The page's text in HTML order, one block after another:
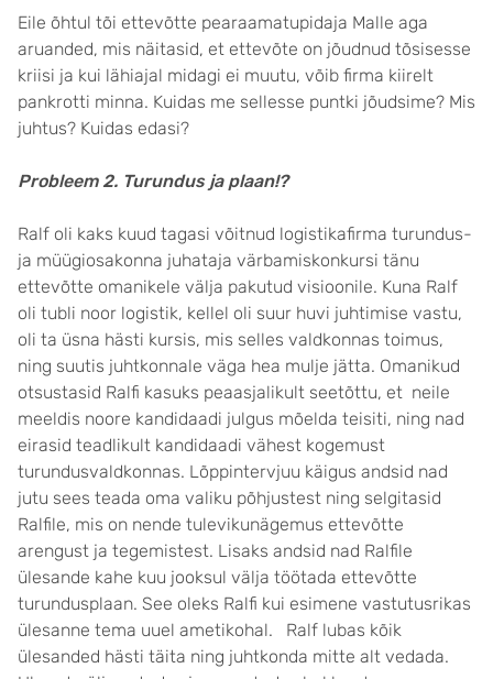
Eile õhtul tõi ettevõtte pearaamatupidaja Malle aga
aruanded, mis näitasid, et ettevõte on jõudnud tõsisesse
kriisi ja kui lähiajal midagi ei muutu, võib firma kiirelt
pankrotti minna. Kuidas me sellesse puntki jõudsime? Mis
juhtus? Kuidas edasi?
Probleem 2. Turundus ja plaan!?
Ralf oli kaks kuud tagasi võitnud logistikafirma turundus-
ja müügiosakonna juhataja värbamiskonkursi tänu
ettevõtte omanikele välja pakutud visioonile. Kuna Ralf
oli tubli noor logistik, kellel oli suur huvi juhtimise vastu,
oli ta üsna hästi kursis, mis selles valdkonnas toimus,
ning suutis juhtkonnale väga hea mulje jätta. Omanikud
otsustasid Ralfi kasuks peaasjalikult seetõttu, et neile
meeldis noore kandidaadi julgus mõelda teisiti, ning nad
eirasid teadlikult kandidaadi vähest kogemust
turundusvaldkonnas. Lõppintervjuu käigus andsid nad
jutu sees teada oma valiku põhjustest ning selgitasid
Ralfile, mis on nende tulevikunägemus ettevõtte
arengust ja tegemistest. Lisaks andsid nad Ralfile
ülesande kahe kuu jooksul välja töötada ettevõtte
turundusplaan. See oleks Ralfi kui esimene vastutusrikas
ülesanne tema uuel ametikohal. Ralf lubas kõik
ülesanded hästi täita ning juhtkonda mitte alt vedada.